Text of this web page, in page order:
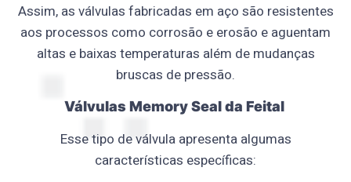
Assim, as válvulas fabricadas em aço são resistentes
aos processos como corrosão e erosão e aguentam
altas e baixas temperaturas além de mudanças
bruscas de pressão.
Válvulas Memory Seal da Feital
Esse tipo de válvula apresenta algumas
características específicas: